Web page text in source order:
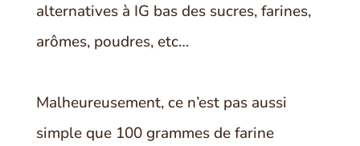
alternatives à IG bas des sucres, farines,
arômes, poudres, etc…
Malheureusement, ce n’est pas aussi
simple que 100 grammes de farine